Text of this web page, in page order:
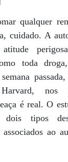
qualquer
cuidado. A
toda
nos
é real. O
tipos
ao